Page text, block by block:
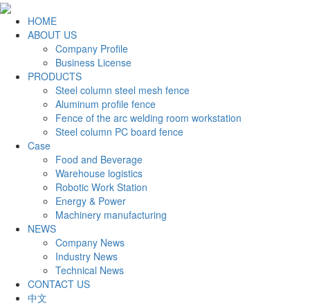
HOME
ABOUT US
Company Profile
Business License
PRODUCTS
Steel column steel mesh fence
Aluminum profile fence
Fence of the arc welding room workstation
Steel column PC board fence
Case
Food and Beverage
Warehouse logistics
Robotic Work Station
Energy & Power
Machinery manufacturing
NEWS
Company News
Industry News
Technical News
CONTACT US
中文